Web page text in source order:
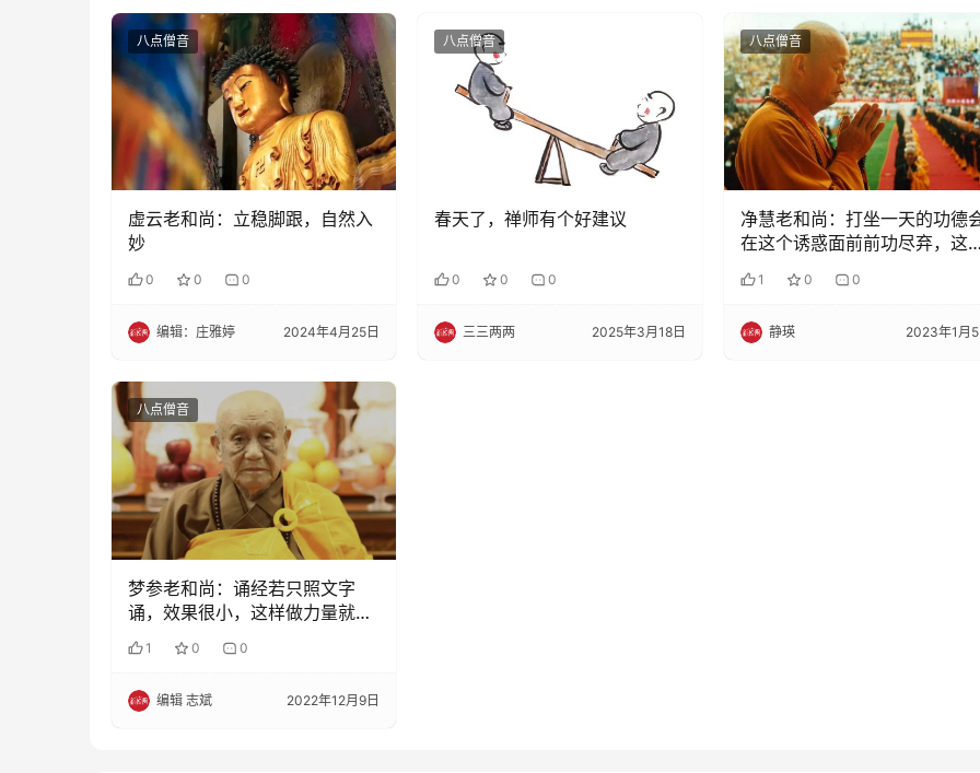
八点僧音
虚云老和尚：立稳脚跟，自然入
妙
0 0 0
编辑：庄雅婷 2024年4月25日
八点僧音
春天了，禅师有个好建议
0 0 0
三三两两 2025年3月18日
八点僧音
净慧老和尚：打坐一天的功德
在这个诱惑面前前功尽弃，这
对不是耸人听闻
1 0 0
静瑛 2023年1月
八点僧音
梦参老和尚：诵经若只照文字
诵，效果很小，这样做力量就大
了
1 0 0
编辑 志斌 2022年12月9日